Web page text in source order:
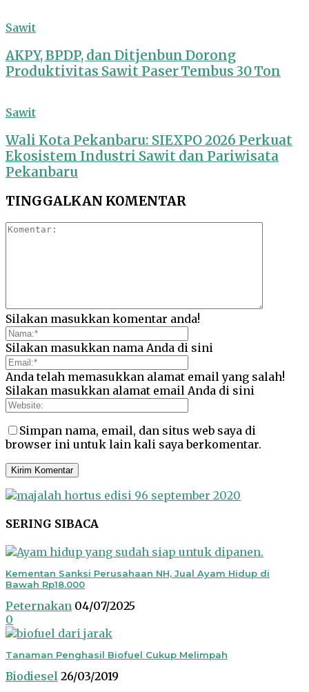
Sawit
AKPY, BPDP, dan Ditjenbun Dorong
Produktivitas Sawit Paser Tembus 30 Ton
Sawit
Wali Kota Pekanbaru: SIEXPO 2026 Perkuat
Ekosistem Industri Sawit dan Pariwisata
Pekanbaru
TINGGALKAN KOMENTAR
Silakan masukkan komentar anda!
Silakan masukkan nama Anda di sini
Anda telah memasukkan alamat email yang salah!
Silakan masukkan alamat email Anda di sini
Simpan nama, email, dan situs web saya di
browser ini untuk lain kali saya berkomentar.
SERING SIBACA
Kementan Sanksi Perusahaan NH, Jual Ayam Hidup di
Bawah Rp18.000
Peternakan 04/07/2025
0
Tanaman Penghasil Biofuel Cukup Melimpah
Biodiesel 26/03/2019